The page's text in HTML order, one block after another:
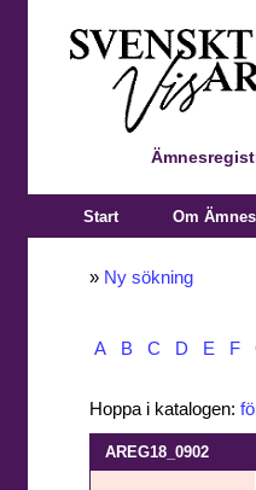
Start Om
» Ny sökning
A B C D E F
Hoppa i katalogen:
AREG18_0902